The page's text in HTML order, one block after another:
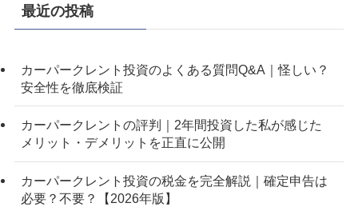
最近の投稿
カーパークレント投資のよくある質問Q&A｜怪しい？
安全性を徹底検証
カーパークレントの評判｜2年間投資した私が感じた
メリット・デメリットを正直に公開
カーパークレント投資の税金を完全解説｜確定申告は
必要？不要？【2026年版】